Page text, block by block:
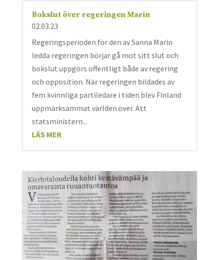
Bokslut över regeringen Marin
02.03.23
Regeringsperioden för den av Sanna Marin
ledda regeringen börjar gå mot sitt slut och
bokslut uppgörs offentligt både av regering
och opposition. När regeringen bildades av
fem kvinnliga partiledare i tiden blev Finland
uppmärksammat världen över. Att
statsministern...
LÄS MER